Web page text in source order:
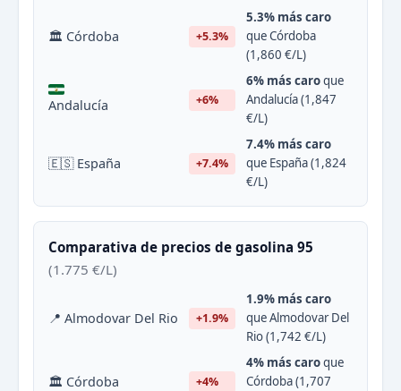
🏛 Córdoba +5.3%
5.3% más caro
que Córdoba
(1,860 €/L)
Andalucía +6%
6% más caroque
Andalucía (1,847
€/L)
🇪🇸 España +7.4%
7.4% más caro
que España (1,824
€/L)
Comparativa de precios de gasolina 95
(1.775 €/L)
📍 Almodovar Del Rio +1.9%
1.9% más caro
que Almodovar Del
Rio (1,742 €/L)
🏛 Córdoba +4%
4% más caroque
Córdoba (1,707